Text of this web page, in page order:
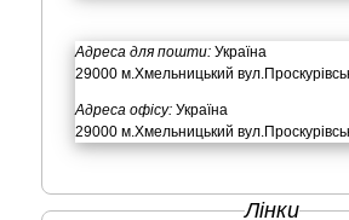
Адреса для пошти: Україна
29000 м.Хмельницький
Адреса офісу: Україна
29000 м.Хмельницький
Лінки